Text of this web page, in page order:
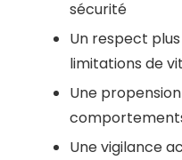
sécurité
Un respect
limitations de
Une
Une vigilance